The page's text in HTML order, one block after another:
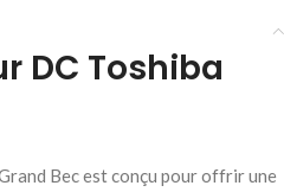
DC Toshiba
Bec est conçu pour offrir une